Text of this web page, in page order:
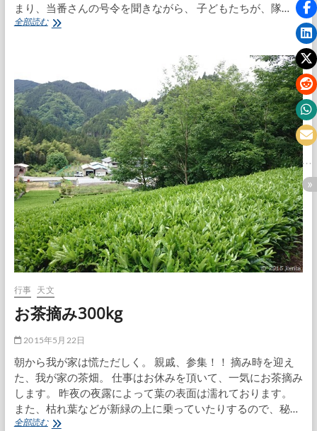
まり、当番さんの号令を聞きながら、 子どもたちが、隊…
全部読む親
武
田
先
生
に
召
還
さ
れ
行事 天文
お茶摘み300kg
2015年5月22日
朝から我が家は慌ただしく。 親戚、参集！！ 摘み時を迎え
た、我が家の茶畑。 仕事はお休みを頂いて、一気にお茶摘み
します。 昨夜の夜露によって葉の表面は濡れております。
また、枯れ葉などが新緑の上に乗っていたりするので、秘…
全部読むお